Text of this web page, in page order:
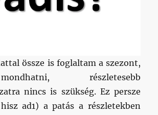
össze is foglaltam a szezont,
részletesebb
nincs is szükség. Ez persze
ad1) a patás a részletekben